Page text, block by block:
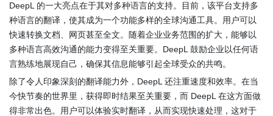
DeepL 的一大亮点在于其对多种语言的支持。目前，该平台支持多
种语言的翻译，使其成为一个功能多样的全球沟通工具。用户可以
快速转换文档、网页甚至全文。随着企业业务范围的扩大，能够以
多种语言高效沟通的能力变得至关重要。DeepL 鼓励企业以任何语
言熟练地展现自己，确保其信息能够引起全球受众的共鸣。
除了令人印象深刻的翻译能力外，DeepL 还注重速度和效率。在当
今快节奏的世界里，获得即时结果至关重要，而 DeepL 在这方面做
得非常出色。用户可以体验实时翻译，从而实现快速处理，这对于